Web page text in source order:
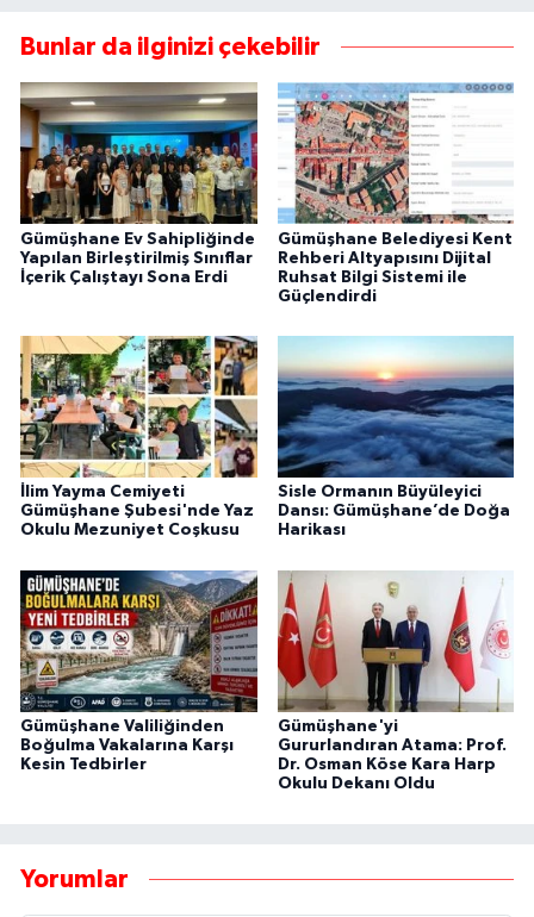
Bunlar da ilginizi çekebilir
Gümüşhane Ev Sahipliğinde
Yapılan Birleştirilmiş Sınıflar
İçerik Çalıştayı Sona Erdi
Gümüşhane Belediyesi Kent
Rehberi Altyapısını Dijital
Ruhsat Bilgi Sistemi ile
Güçlendirdi
İlim Yayma Cemiyeti
Gümüşhane Şubesi'nde Yaz
Okulu Mezuniyet Coşkusu
Sisle Ormanın Büyüleyici
Dansı: Gümüşhane’de Doğa
Harikası
Gümüşhane Valiliğinden
Boğulma Vakalarına Karşı
Kesin Tedbirler
Gümüşhane'yi
Gururlandıran Atama: Prof.
Dr. Osman Köse Kara Harp
Okulu Dekanı Oldu
Yorumlar